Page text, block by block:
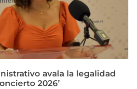
avala la legalidad
2026’